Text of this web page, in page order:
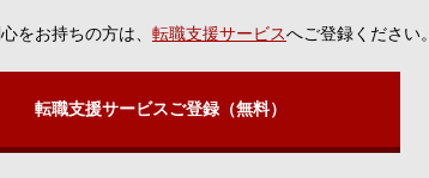
をお持ちの方は、 転職支援サービスへご登録ください。
転職支援サービスご登録（無料）